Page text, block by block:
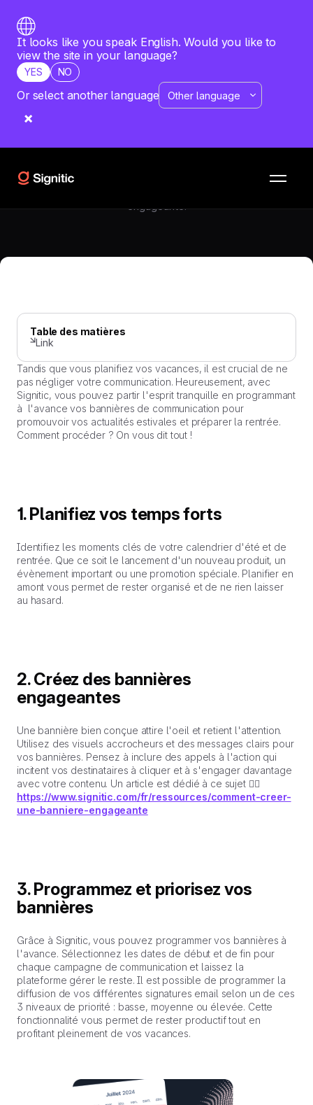
It looks like you speak English. Would you like to
view the site in your language?
YES NO
Or select another language
communication pour un été en toute
Programmez vos bannières de communication pour l'été
engageante.
Table des matières
Link
Tandis que vous planifiez vos vacances, il est crucial de ne
pas négliger votre communication. Heureusement, avec
Signitic, vous pouvez partir l'esprit tranquille en programmant
à l'avance vos bannières de communication pour
promouvoir vos actualités estivales et préparer la rentrée.
Comment procéder ? On vous dit tout !
1. Planifiez vos temps forts
Identifiez les moments clés de votre calendrier d'été et de
rentrée. Que ce soit le lancement d'un nouveau produit, un
évènement important ou une promotion spéciale. Planifier en
amont vous permet de rester organisé et de ne rien laisser
au hasard.
2. Créez des bannières
engageantes
Une bannière bien conçue attire l'oeil et retient l'attention.
Utilisez des visuels accrocheurs et des messages clairs pour
vos bannières. Pensez à inclure des appels à l'action qui
incitent vos destinataires à cliquer et à s'engager davantage
avec votre contenu. Un article est dédié à ce sujet 👉🏼
https://www.signitic.com/fr/ressources/comment-creer-
une-banniere-engageante
3. Programmez et priorisez vos
bannières
Grâce à Signitic, vous pouvez programmer vos bannières à
l'avance. Sélectionnez les dates de début et de fin pour
chaque campagne de communication et laissez la
plateforme gérer le reste. Il est possible de programmer la
diffusion de vos différentes signatures email selon un de ces
3 niveaux de priorité : basse, moyenne ou élevée. Cette
fonctionnalité vous permet de rester productif tout en
profitant pleinement de vos vacances.